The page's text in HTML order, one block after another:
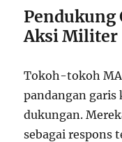
Pendukung
Aksi Militer
Tokoh-tokoh
pandangan garis
dukungan.
sebagai respons